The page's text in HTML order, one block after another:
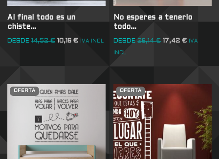
Al final todo es un
chiste…
DESDE 14,52€ 10,16 € IVA INCL
No esperes a tenerlo
todo…
DESDE 26,14€ 17,42€ IVA
INCL
OFERTA OFERTA